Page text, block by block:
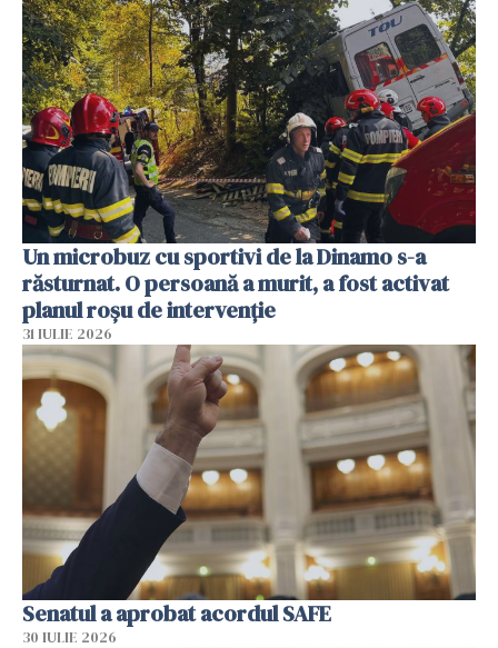
Un microbuz cu sportivi de la Dinamo s-a
răsturnat. O persoană a murit, a fost activat
planul roșu de intervenție
31 IULIE 2026
Senatul a aprobat acordul SAFE
30 IULIE 2026